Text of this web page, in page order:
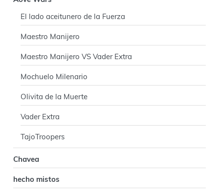
r
a
p
n
c
i
p
El lado aceitunero de la Fuerza
Maestro Manijero
Maestro Manijero VS Vader Extra
Mochuelo Milenario
Olivita de la Muerte
Vader Extra
TajoTroopers
Chavea
hecho mistos